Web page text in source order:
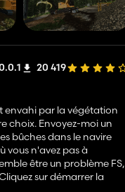
20 419
envahi par la végétation
choix. Envoyez-moi un
bûches dans le navire
vous n'avez pas à
être un problème FS,
sur démarrer la